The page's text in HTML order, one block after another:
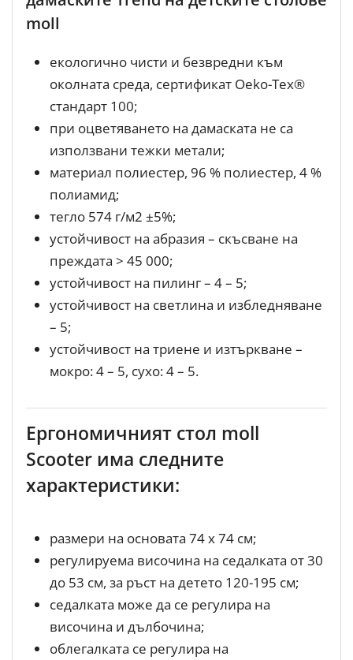
moll
екологично чисти и безвредни към
околната среда, сертификат Oeko-Tex®
стандарт 100;
при оцветяването на дамаската не са
използвани тежки метали;
материал полиестер, 96 % полиестер, 4 %
полиамид;
тегло 574 г/м2 ±5%;
устойчивост на абразия – скъсване на
преждата > 45 000;
устойчивост на пилинг – 4 – 5;
устойчивост на светлина и избледняване
– 5;
устойчивост на триене и изтъркване –
мокро: 4 – 5, сухо: 4 – 5.
Ергономичният стол moll
Scooter има следните
характеристики:
размери на основата 74 х 74 см;
регулируема височина на седалката от 30
до 53 см, за ръст на детето 120-195 см;
седалката може да се регулира на
височина и дълбочина;
облегалката се регулира на